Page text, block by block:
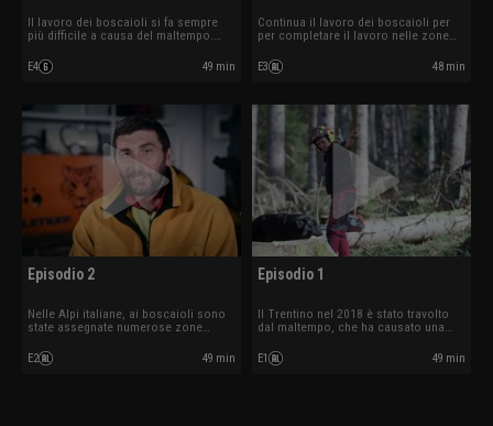
Il lavoro dei boscaioli si fa sempre
più difficile a causa del maltempo.
E4 49 min
Continua il lavoro dei boscaioli per
per completare il lavoro nelle zone
causate dal maltempo.
E3 48 min
Episodio 2
Nelle Alpi italiane, ai boscaioli sono
state assegnate numerose zone
dai venti. Le squadre si affrettano per
completare il lavoro.
E2 49 min
Episodio 1
Il Trentino nel 2018 è stato travolto
dal maltempo, che ha causato una
Quattro team di boscaioli lavorano
per aggiustare le cose e recuperare
E1 49 min